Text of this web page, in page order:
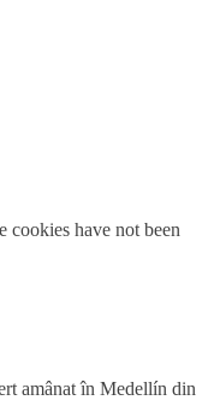
cookies have not been
amânat în Medellín din